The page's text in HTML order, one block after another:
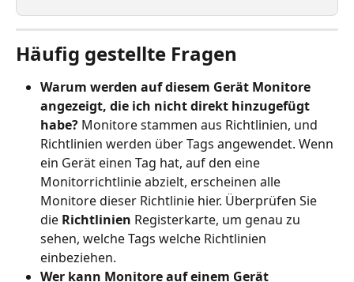
Häufig gestellte Fragen
Warum werden auf diesem Gerät Monitore
angezeigt, die ich nicht direkt hinzugefügt
habe? Monitore stammen aus Richtlinien, und
Richtlinien werden über Tags angewendet. Wenn
ein Gerät einen Tag hat, auf den eine
Monitorrichtlinie abzielt, erscheinen alle
Monitore dieser Richtlinie hier. Überprüfen Sie
die Richtlinien Registerkarte, um genau zu
sehen, welche Tags welche Richtlinien
einbeziehen.
Wer kann Monitore auf einem Gerät